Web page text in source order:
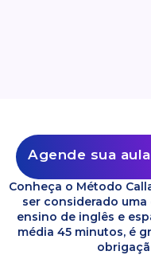
Agende sua
Conheça o Método
ser considerado
ensino de inglês e
média 45 minutos, é